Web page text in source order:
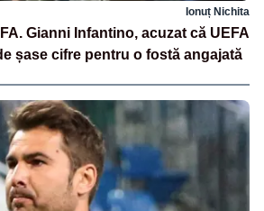
Ionuț Nichita
Gianni Infantino, acuzat că UEFA
șase cifre pentru o fostă angajată